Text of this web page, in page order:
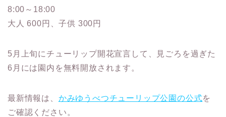
8:00～18:00
大人 600円、子供 300円
5月上旬にチューリップ開花宣言して、見ごろを過ぎた
6月には園内を無料開放されます。
最新情報は、 かみゆうべつチューリップ公園の公式を
ご確認ください。